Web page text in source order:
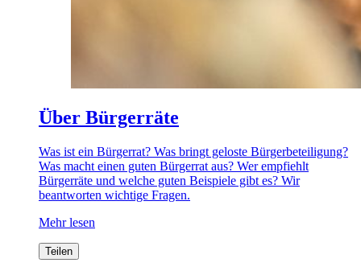
Über Bürgerräte
Was ist ein Bürgerrat? Was bringt geloste Bürgerbeteiligung?
Was macht einen guten Bürgerrat aus? Wer empfiehlt
Bürgerräte und welche guten Beispiele gibt es? Wir
beantworten wichtige Fragen.
Mehr lesen
Teilen